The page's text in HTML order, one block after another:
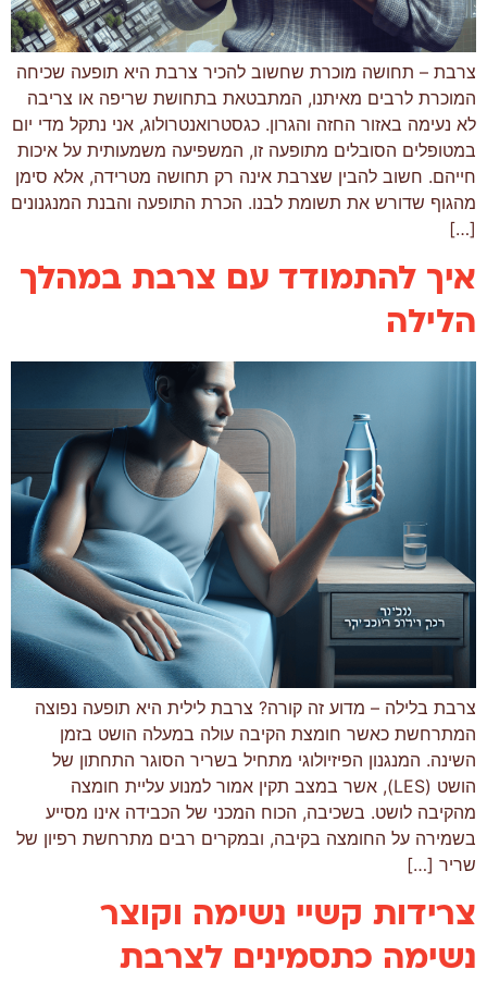
צרבת – תחושה מוכרת שחשוב להכיר צרבת היא תופעה שכיחה
המוכרת לרבים מאיתנו, המתבטאת בתחושת שריפה או צריבה
לא נעימה באזור החזה והגרון. כגסטרואנטרולוג, אני נתקל מדי יום
במטופלים הסובלים מתופעה זו, המשפיעה משמעותית על איכות
חייהם. חשוב להבין שצרבת אינה רק תחושה מטרידה, אלא סימן
מהגוף שדורש את תשומת לבנו. הכרת התופעה והבנת המנגנונים
[…]
איך להתמודד עם צרבת במהלך
הלילה
צרבת בלילה – מדוע זה קורה? צרבת לילית היא תופעה נפוצה
המתרחשת כאשר חומצת הקיבה עולה במעלה הושט בזמן
השינה. המנגנון הפיזיולוגי מתחיל בשריר הסוגר התחתון של
הושט (LES), אשר במצב תקין אמור למנוע עליית חומצה
מהקיבה לושט. בשכיבה, הכוח המכני של הכבידה אינו מסייע
בשמירה על החומצה בקיבה, ובמקרים רבים מתרחשת רפיון של
שריר […]
צרידות קשיי נשימה וקוצר
נשימה כתסמינים לצרבת